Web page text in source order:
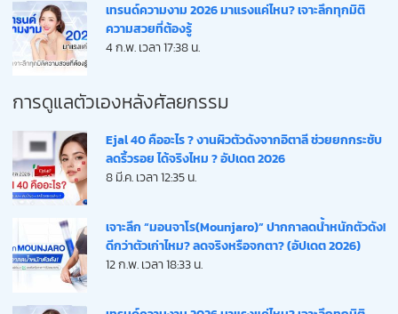
เทรนด์ความงาม 2026 มาแรงแค่ไหน? เจาะลึกทุกมิติ
ความสวยที่ต้องรู้
4 ก.พ. เวลา 17:38 น.
การดูแลตัวเองหลังศัลยกรรม
Ejal 40 คืออะไร ? งานผิวตัวดังจากอิตาลี ช่วยยกกระชับ
ลดริ้วรอย ได้จริงไหม ? อัปเดต 2026
8 มี.ค. เวลา 12:35 น.
เจาะลึก “มอนจาโร(Mounjaro)” ปากกาลดน้ำหนักตัวดัง!
ดีกว่าตัวเก่าไหม? ลดจริงหรือจกตา? (อัปเดต 2026)
12 ก.พ. เวลา 18:33 น.